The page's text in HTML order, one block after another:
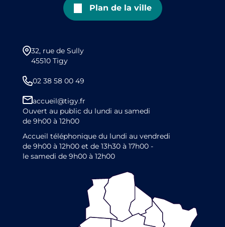
Plan de la ville
32, rue de Sully
45510 Tigy
02 38 58 00 49
accueil@tigy.fr
Ouvert au public du lundi au samedi
de 9h00 à 12h00
Accueil téléphonique du lundi au vendredi
de 9h00 à 12h00 et de 13h30 à 17h00 -
le samedi de 9h00 à 12h00